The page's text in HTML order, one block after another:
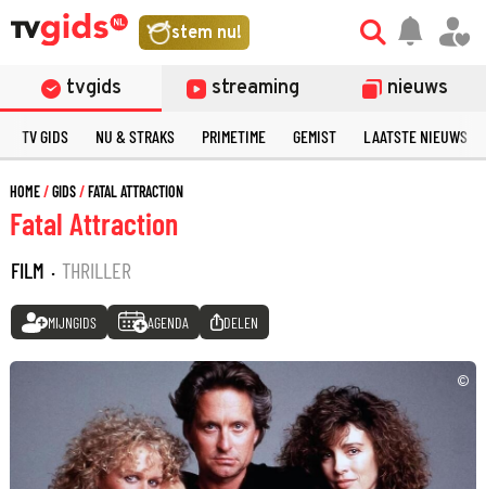
stem nu!
tvgids streaming nieuws
TV GIDS NU & STRAKS PRIMETIME GEMIST LAATSTE NIEUWS
HOME GIDS FATAL ATTRACTION
Fatal Attraction
FILM · THRILLER
MIJNGIDS AGENDA DELEN
©